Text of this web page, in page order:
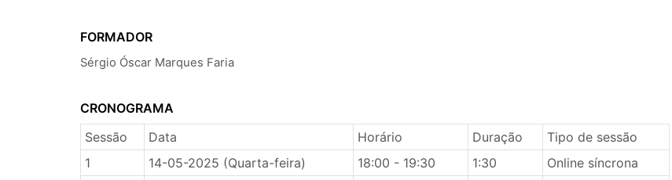
FORMADOR
Sérgio Óscar Marques Faria
CRONOGRAMA
Sessão
Data Horário Duração
Tipo de sessão
1
14-05-2025 (Quarta-feira) 18:00 - 19:30 1:30
Online síncrona